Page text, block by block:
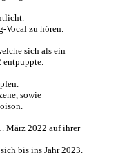
Vocal zu hören.
sich als ein
entpuppte.
sowie
März 2022 auf ihrer
bis ins Jahr 2023.